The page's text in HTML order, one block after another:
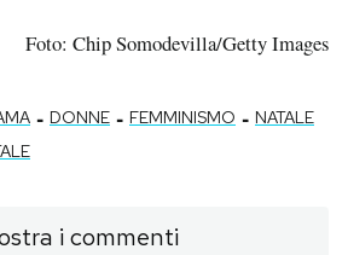
Foto: Chip Somodevilla/Getty Images
- DONNE - FEMMINISMO - NATALE
i commenti